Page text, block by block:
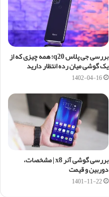
بررسی جی پلاس q20؛ همه چیزی که از
یک گوشی میان رده انتظار دارید
1402-04-16
بررسی گوشی آنر x8 | مشخصات،
دوربین و قیمت
1401-11-22